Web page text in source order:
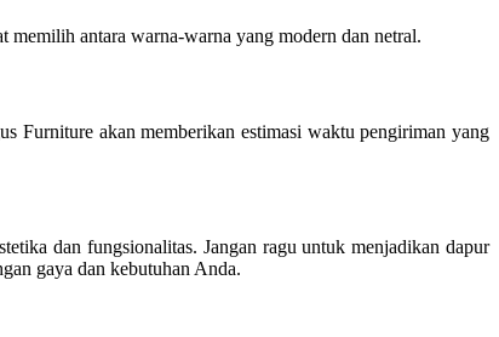
memilih antara warna-warna yang modern dan netral.
Furniture akan memberikan estimasi waktu pengiriman yang
dan fungsionalitas. Jangan ragu untuk menjadikan dapur
gaya dan kebutuhan Anda.